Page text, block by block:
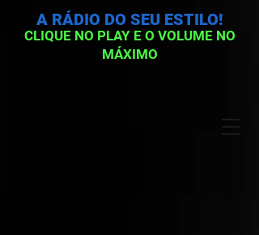
CLIQUE NO PLAY E O VOLUME NO
MÁXIMO
A RÁDIO DO SEU ESTILO!